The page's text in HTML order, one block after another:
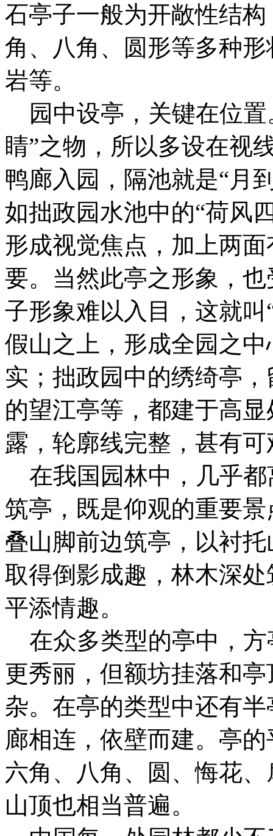
石亭子一般为开敞性结
角、八角、圆形等多种
岩等。
园中设亭，关键在位置
睛”之物，所以多设在视
鸭廊入园，隔池就是“月
如拙政园水池中的“荷风
形成视觉焦点，加上两
要。当然此亭之形象，
子形象难以入目，这就
假山之上，形成全园之
实；拙政园中的绣绮亭
的望江亭等，都建于高
露，轮廓线完整，甚有
在我国园林中，几乎都
筑亭，既是仰观的重要
叠山脚前边筑亭，以衬
取得倒影成趣，林木深
平添情趣。
在众多类型的亭中，方
更秀丽，但额坊挂落和
杂。在亭的类型中还有
廊相连，依壁而建。亭
六角、八角、圆、悔花
山顶也相当普遍。